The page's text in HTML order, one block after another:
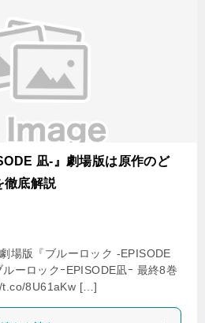
凪-』劇場版は原作のど
徹底解説
場版『ブルーロック -EPISODE
ーロックｰEPISODE凪ｰ 最終8巻
t.co/8U61aKw […]